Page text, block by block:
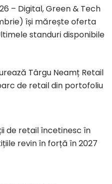
– Digital, Green & Tech
își mărește oferta
standuri disponibile
Târgu Neamț Retail
de retail din portofoliu
de retail încetinesc în
revin în forță în 2027